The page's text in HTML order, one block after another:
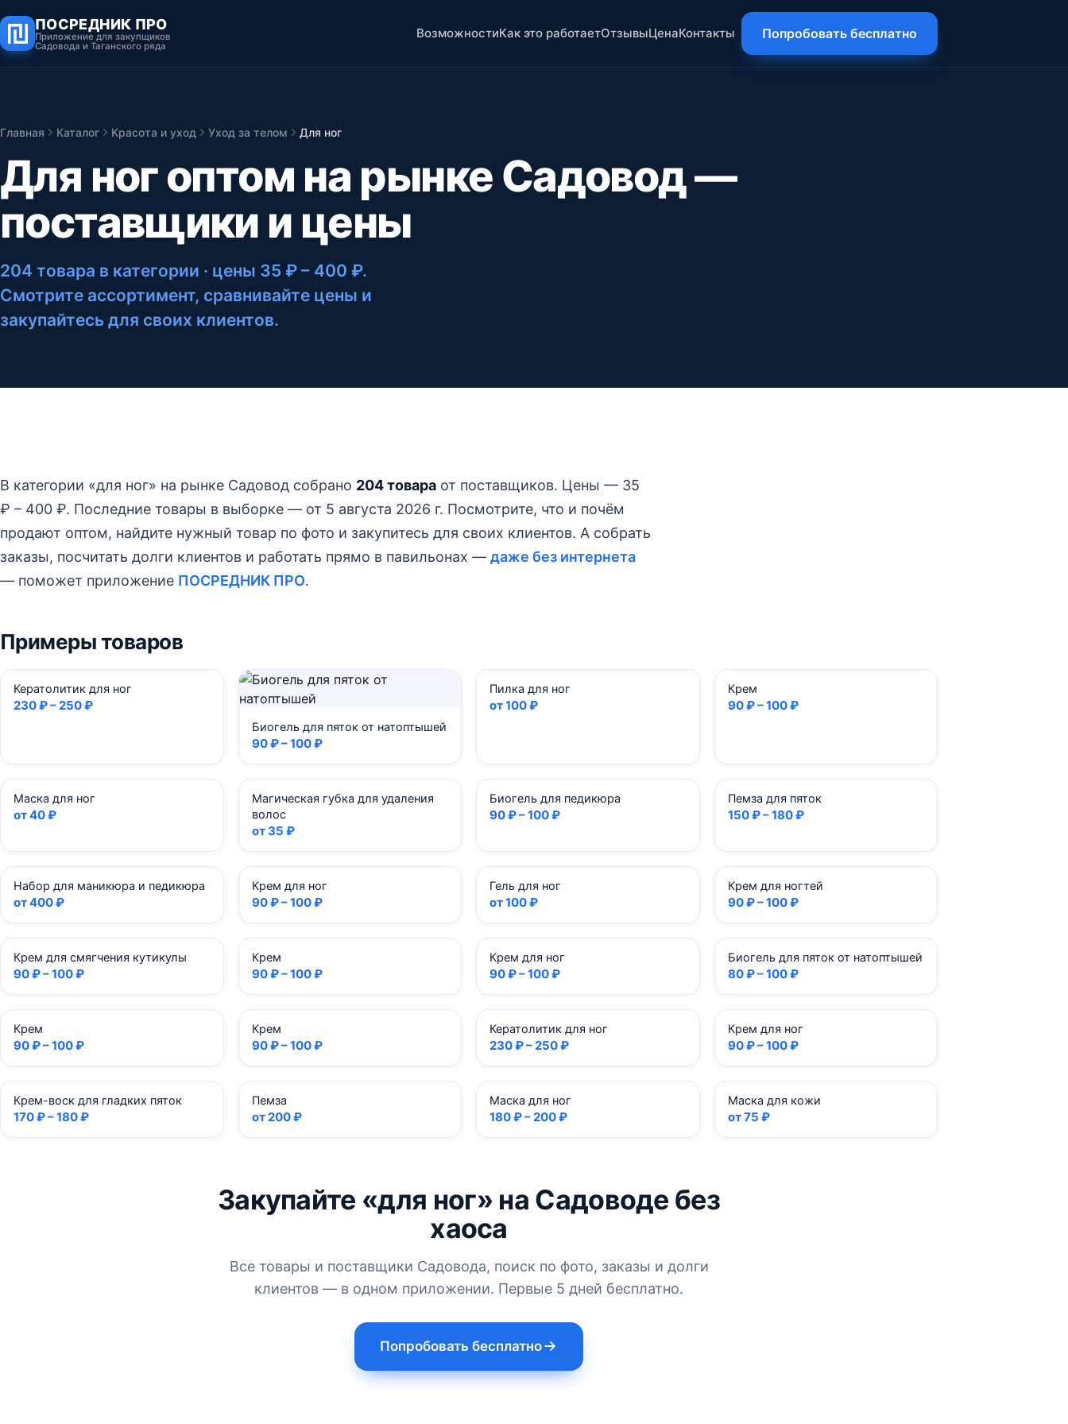
ПОСРЕДНИК ПРО
Приложение для закупщиков
Садовода и Таганского ряда
ВозможностиКак это работаетОтзывыЦенаКонтакты Попробовать бесплатно
Главная Каталог Красота и уход Уход за телом Для ног
Для ног оптом на рынке Садовод —
поставщики и цены
204 товара в категории · цены 35 ₽ – 400 ₽.
Смотрите ассортимент, сравнивайте цены и
закупайтесь для своих клиентов.
В категории «для ног» на рынке Садовод собрано 204 товара от поставщиков. Цены — 35
₽ – 400 ₽. Последние товары в выборке — от 5 августа 2026 г. Посмотрите, что и почём
продают оптом, найдите нужный товар по фото и закупитесь для своих клиентов. А собрать
заказы, посчитать долги клиентов и работать прямо в павильонах — даже без интернета
— поможет приложение ПОСРЕДНИК ПРО.
Примеры товаров
Кератолитик для ног
230 ₽ – 250 ₽
Биогель для пяток от натоптышей
90 ₽ – 100 ₽
Пилка для ног
от 100 ₽
Крем
90 ₽ – 100 ₽
Маска для ног
от 40 ₽
Магическая губка для удаления
волос
от 35 ₽
Биогель для педикюра
90 ₽ – 100 ₽
Пемза для пяток
150 ₽ – 180 ₽
Набор для маникюра и педикюра
от 400 ₽
Крем для ног
90 ₽ – 100 ₽
Гель для ног
от 100 ₽
Крем для ногтей
90 ₽ – 100 ₽
Крем для смягчения кутикулы
90 ₽ – 100 ₽
Крем
90 ₽ – 100 ₽
Крем для ног
90 ₽ – 100 ₽
Биогель для пяток от натоптышей
80 ₽ – 100 ₽
Крем
90 ₽ – 100 ₽
Крем
90 ₽ – 100 ₽
Кератолитик для ног
230 ₽ – 250 ₽
Крем для ног
90 ₽ – 100 ₽
Крем-воск для гладких пяток
170 ₽ – 180 ₽
Пемза
от 200 ₽
Маска для ног
180 ₽ – 200 ₽
Маска для кожи
от 75 ₽
Закупайте «для ног» на Садоводе без
хаоса
Все товары и поставщики Садовода, поиск по фото, заказы и долги
клиентов — в одном приложении. Первые 5 дней бесплатно.
Попробовать бесплатно